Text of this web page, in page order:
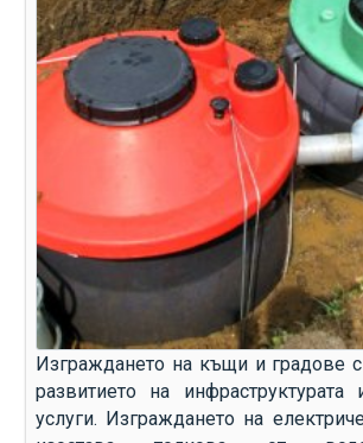
Изграждането на къщи и градове
развитието на инфраструктурата
услуги. Изграждането на